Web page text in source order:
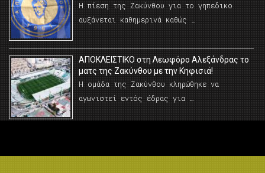
Η πίεση της Ζακύνθου για το γηπεδικο
αυξάνεται καθημερινά καθώς …
AΠΟΚΛΕΙΣΤΙΚΟ στη Λεωφόρο Αλεξάνδρας το
ματς της Ζακύνθου με την Κηφισιά!
Η ομάδα της Ζακύνθου κληρώθηκε να
αγωνιστεί εντός έδρας για …